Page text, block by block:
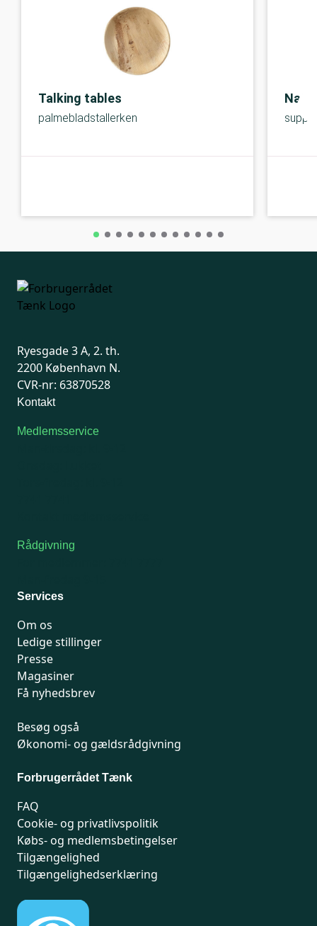
Talking tables
palmebladstallerken
Ryesgade 3 A, 2. th.
2200 København N.
CVR-nr: 63870528
Kontakt
Medlemsservice
Rådgivning
Services
Om os
Ledige stillinger
Presse
Magasiner
Få nyhedsbrev
Besøg også
Økonomi- og gældsrådgivning
Forbrugerrådet Tænk
FAQ
Cookie- og privatlivspolitik
Købs- og medlemsbetingelser
Tilgængelighed
Tilgængelighedserklæring